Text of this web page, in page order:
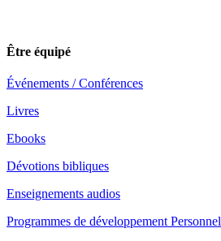
Être équipé
Événements / Conférences
Livres
Ebooks
Dévotions bibliques
Enseignements audios
Programmes de développement Personnel